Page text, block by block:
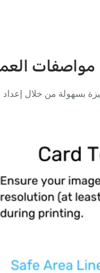
مواصفات
بسهولة من خلال